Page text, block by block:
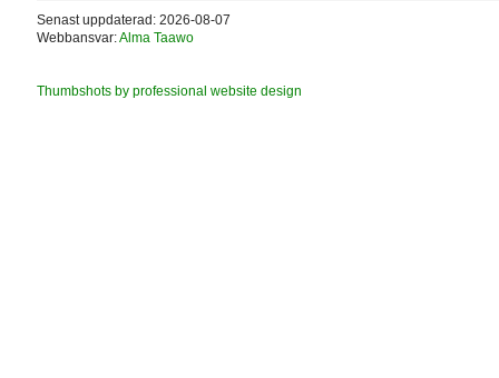
Senast uppdaterad: 2026-08-07
Webbansvar:Alma Taawo
Thumbshots by professional website design